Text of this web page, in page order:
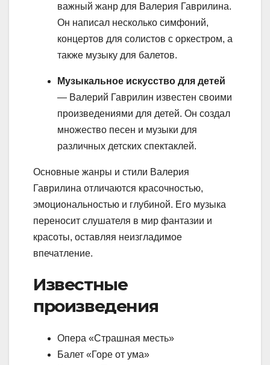
важный жанр для Валерия Гаврилина.
Он написал несколько симфоний,
концертов для солистов с оркестром, а
также музыку для балетов.
Музыкальное искусство для детей
— Валерий Гаврилин известен своими
произведениями для детей. Он создал
множество песен и музыки для
различных детских спектаклей.
Основные жанры и стили Валерия
Гаврилина отличаются красочностью,
эмоциональностью и глубиной. Его музыка
переносит слушателя в мир фантазии и
красоты, оставляя неизгладимое
впечатление.
Известные
произведения
Опера «Страшная месть»
Балет «Горе от ума»